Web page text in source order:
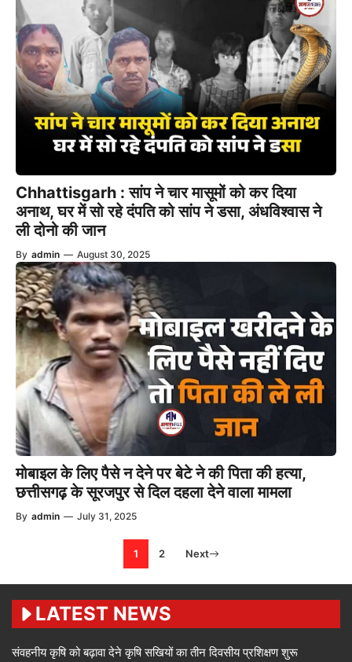
Chhattisgarh : सांप ने चार मासूमों को कर दिया
अनाथ, घर में सो रहे दंपति को सांप ने डसा, अंधविश्वास ने
ली दोनो की जान
By admin — August 30, 2025
मोबाइल के लिए पैसे न देने पर बेटे ने की पिता की हत्या,
छत्तीसगढ़ के सूरजपुर से दिल दहला देने वाला मामला
By admin — July 31, 2025
1 2 Next
LATEST NEWS
संवहनीय कृषि को बढ़ावा देने कृषि सखियों का तीन दिवसीय प्रशिक्षण शुरू